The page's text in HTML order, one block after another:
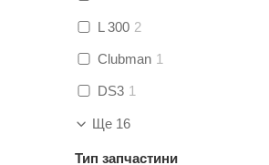
L 300 2
Clubman 1
DS3 1
Ще 16
Тип запчастини